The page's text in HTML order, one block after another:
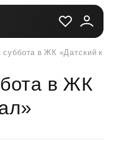
суббота в ЖК «Датский
в ЖК